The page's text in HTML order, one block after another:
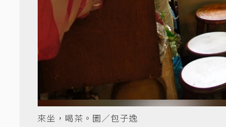
來坐，喝茶。圖／包子逸